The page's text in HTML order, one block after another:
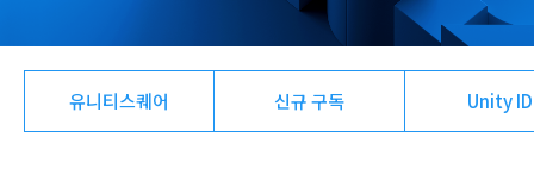
유니티스퀘어 신규 구독 Unity ID